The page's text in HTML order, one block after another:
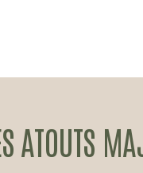
ATOUTS